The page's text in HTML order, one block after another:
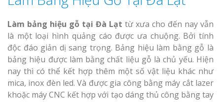
Làm bảng hiệu gỗ tại Đà Lạt từ xưa cho đến nay vẫn
là một loại hình quảng cáo được ưa chuộng. Bởi tính
độc đáo giản dị sang trọng. Bảng hiệu làm bằng gỗ là
bảng hiệu được làm bằng chất liệu gỗ là chủ yếu. Hiện
nay thì có thể kết hợp thêm một số vật liệu khác như
mica, inox đèn led. Và được gia công bằng máy cắt lazer
khoặc máy CNC kết hợp với tạo dáng thủ công bằng tay